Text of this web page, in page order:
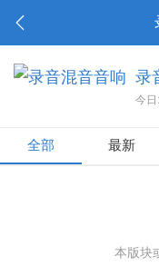
录
今日:
全部 最新
本版块